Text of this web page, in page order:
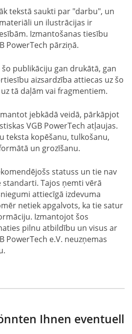
tekstā saukti par "darbu", un
un ilustrācijas ir
Izmantošanas tiesību
PowerTech pārziņā.
publikāciju gan drukātā, gan
aizsardzība attiecas uz šo
tā daļām vai fragmentiem.
jebkādā veidā, pārkāpjot
VGB PowerTech atļaujas.
teksta kopēšanu, tulkošanu,
un grozīšanu.
statuss un tie nav
Tajos ņemti vērā
attiecīgā izdevuma
netiek apgalvots, ka tie satur
Izmantojot šos
pilnu atbildību un visus ar
PowerTech e.V. neuzņemas
Ihnen eventuell